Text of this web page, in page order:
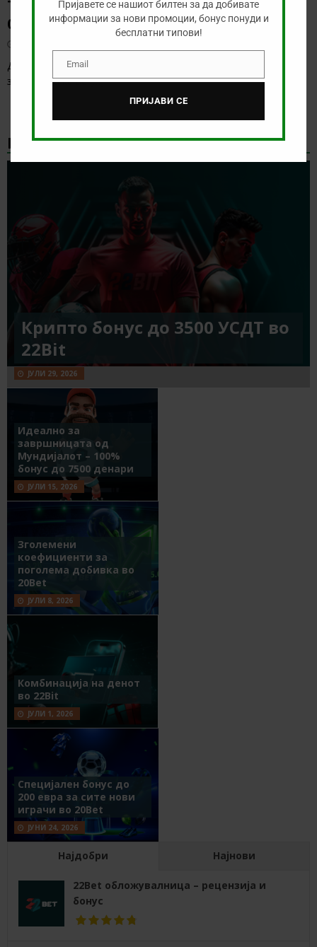
Тикет на денот (понеделник,
03.08.2026)
Денес понудата не е кој знае колку атрактивна, но тоа не
значи дека ќе ве[…]
НАЈНОВИ БОНУС ВЕСТИ
Крипто бонус до 3500 УСДТ во
22Bit
ЈУЛИ 29, 2026
Идеално за
завршницата од
Мундијалот – 100%
бонус до 7500 денари
ЈУЛИ 15, 2026
Зголемени
коефициенти за
поголема добивка во
20Bet
ЈУЛИ 8, 2026
Комбинација на денот
во 22Bit
ЈУЛИ 1, 2026
Специјален бонус до
200 евра за сите нови
играчи во 20Bet
ЈУНИ 24, 2026
Најдобри Најнови
22Bet обложувалница – рецензија и
бонус
Пријавете се нашиот билтен за да добивате
информации за нови промоции, бонус понуди и
бесплатни типови!
EmailEmail
ПРИЈАВИ СЕ